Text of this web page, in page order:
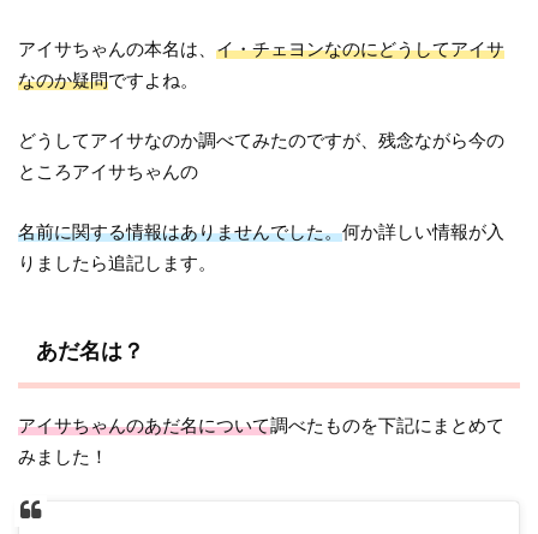
アイサちゃんの本名は、イ・チェヨンなのにどうしてアイサ
なのか疑問ですよね。
どうしてアイサなのか調べてみたのですが、残念ながら今の
ところアイサちゃんの
名前に関する情報はありませんでした。何か詳しい情報が入
りましたら追記します。
あだ名は？
アイサちゃんのあだ名について調べたものを下記にまとめて
みました！